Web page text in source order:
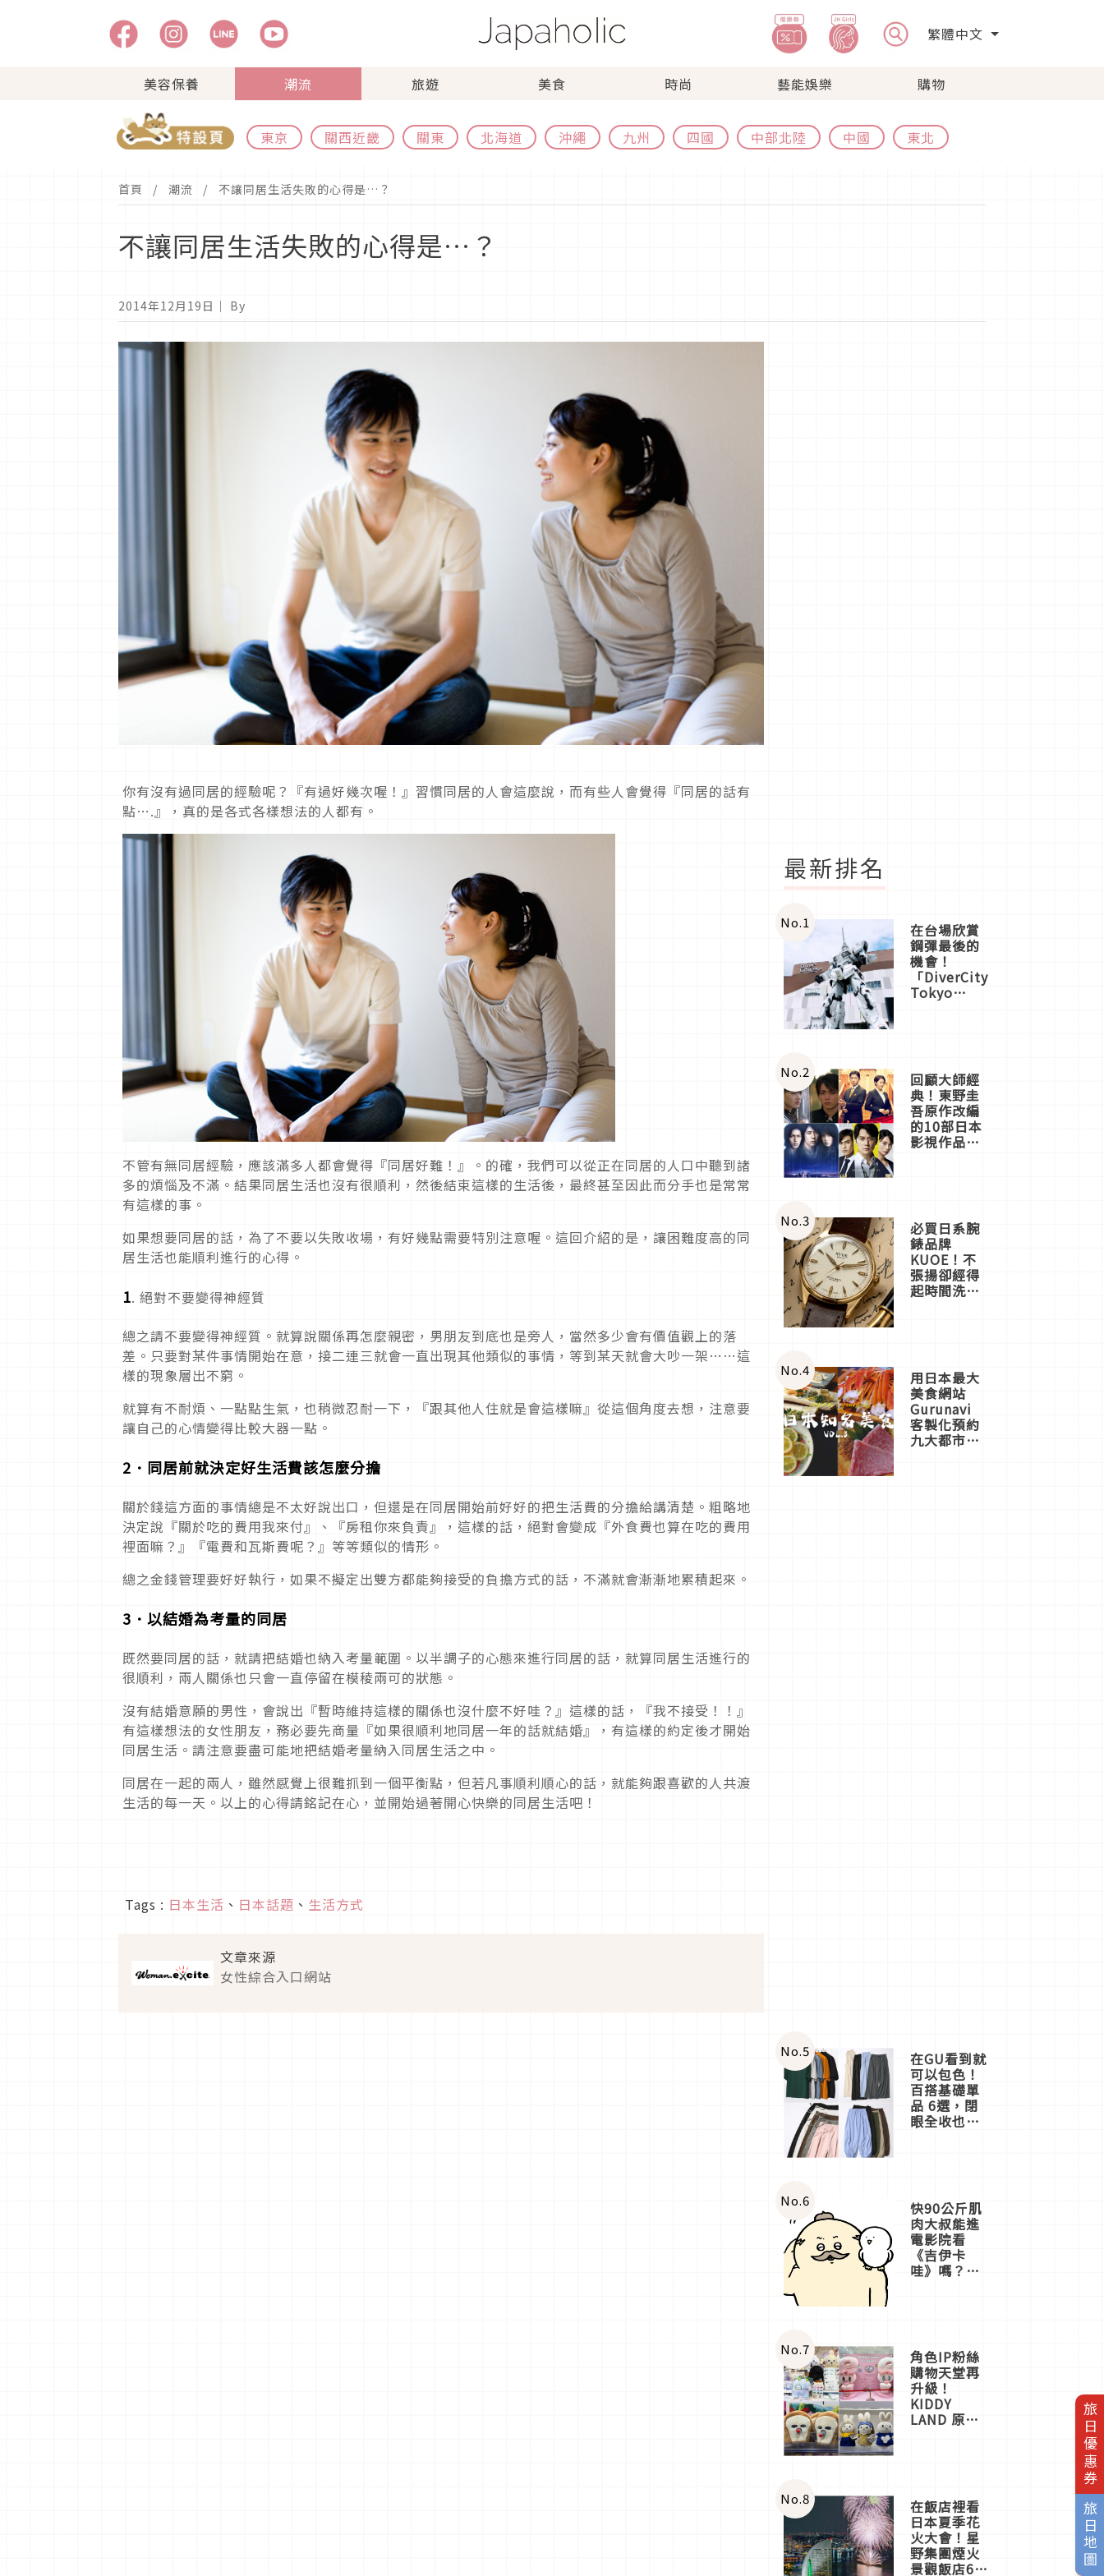
繁體中文
美容保養 潮流 旅遊 美食 時尚 藝能娛樂 購物
東京 關西近畿 關東 北海道 沖繩 九州 四國 中部北陸 中國 東北
旅日優惠券
旅日地圖
首頁 潮流 不讓同居生活失敗的心得是…？
不讓同居生活失敗的心得是…？
2014年12月19日 ｜ By
你有沒有過同居的經驗呢？『有過好幾次喔！』習慣同居的人會這麼說，而有些人會覺得『同居的話有
點….』，真的是各式各樣想法的人都有。
不管有無同居經驗，應該滿多人都會覺得『同居好難！』。的確，我們可以從正在同居的人口中聽到諸
多的煩惱及不滿。結果同居生活也沒有很順利，然後結束這樣的生活後，最終甚至因此而分手也是常常
有這樣的事。
如果想要同居的話，為了不要以失敗收場，有好幾點需要特別注意喔。這回介紹的是，讓困難度高的同
居生活也能順利進行的心得。
1. 絕對不要變得神經質
總之請不要變得神經質。就算說關係再怎麼親密，男朋友到底也是旁人，當然多少會有價值觀上的落
差。只要對某件事情開始在意，接二連三就會一直出現其他類似的事情，等到某天就會大吵一架……這
樣的現象層出不窮。
就算有不耐煩、一點點生氣，也稍微忍耐一下，『跟其他人住就是會這樣嘛』從這個角度去想，注意要
讓自己的心情變得比較大器一點。
2 ． 同居前就決定好生活費該怎麼分擔
關於錢這方面的事情總是不太好說出口，但還是在同居開始前好好的把生活費的分擔給講清楚。粗略地
決定說『關於吃的費用我來付』、『房租你來負責』，這樣的話，絕對會變成『外食費也算在吃的費用
裡面嘛？』『電費和瓦斯費呢？』等等類似的情形。
總之金錢管理要好好執行，如果不擬定出雙方都能夠接受的負擔方式的話，不滿就會漸漸地累積起來。
3 ． 以結婚為考量的同居
既然要同居的話，就請把結婚也納入考量範圍。以半調子的心態來進行同居的話，就算同居生活進行的
很順利，兩人關係也只會一直停留在模稜兩可的狀態。
沒有結婚意願的男性，會說出『暫時維持這樣的關係也沒什麼不好哇？』這樣的話，『我不接受！！』
有這樣想法的女性朋友，務必要先商量『如果很順利地同居一年的話就結婚』，有這樣的約定後才開始
同居生活。請注意要盡可能地把結婚考量納入同居生活之中。
同居在一起的兩人，雖然感覺上很難抓到一個平衡點，但若凡事順利順心的話，就能夠跟喜歡的人共渡
生活的每一天。以上的心得請銘記在心，並開始過著開心快樂的同居生活吧！
Tags : 日本生活 、 日本話題 、 生活方式
文章來源
女性綜合入口網站
最新排名
No.1 在台場欣賞
鋼彈最後的
機會！
「DiverCity
Tokyo
體驗
No.2 回顧大師經
典！東野圭
吾原作改編
的10部日本
影視作品推
No.3 必買日系腕
錶品牌
KUOE！不
張揚卻經得
起時間洗鍊
No.4 用日本最大
美食網站
Gurunavi
客製化預約
九大都市餐
No.5 在GU看到就
可以包色！
百搭基礎單
品 6選，閉
眼全收也不
No.6 快90公斤肌
肉大叔能進
電影院看
《吉伊卡
哇》嗎？日
一同給出了
答案
No.7 角色IP粉絲
購物天堂再
升級！
KIDDY
LAND 原宿
店3分即達
No.8 在飯店裡看
日本夏季花
火大會！星
野集團煙火
景觀飯店6